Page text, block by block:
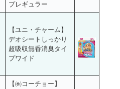
プレギュラー
【ユニ・チャーム】
デオシートしっかり
超吸収無香消臭タイ
プワイド
【㈱コーチョー】